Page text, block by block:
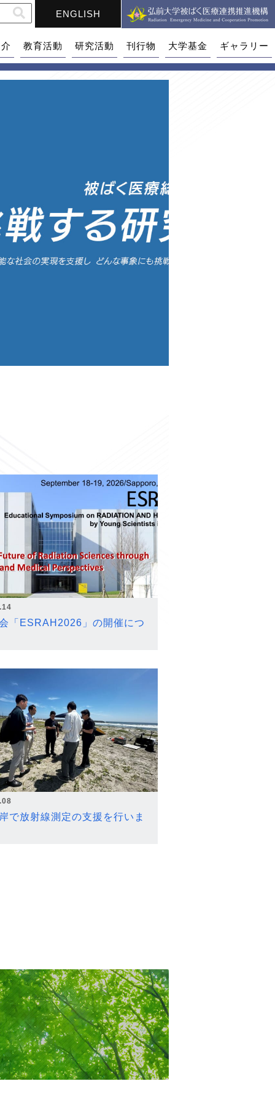
ENGLISH
教育活動 研究活動 刊行物 大学基金 ギャラリー
「ESRAH2026」の開催につ
で放射線測定の支援を行いま